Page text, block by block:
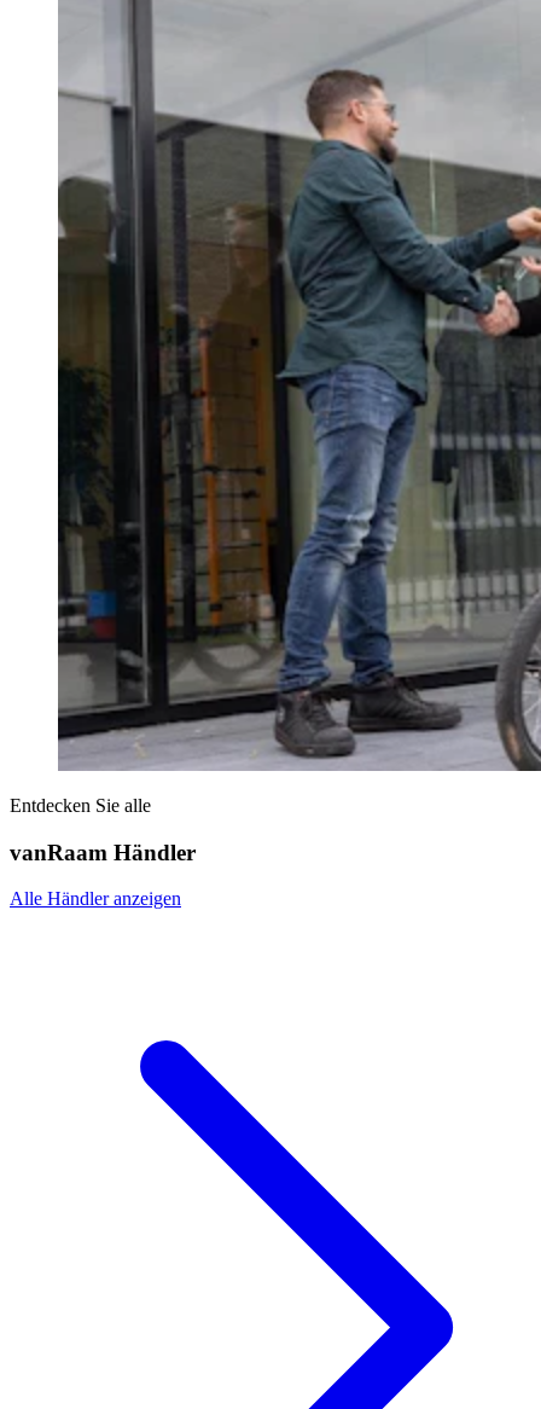
Entdecken Sie alle
vanRaam Händler
Alle Händler anzeigen